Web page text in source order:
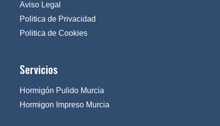
Aviso Legal
Politica de Privacidad
Politica de Cookies
Servicios
Hormigón Pulido Murcia
Hormigon Impreso Murcia